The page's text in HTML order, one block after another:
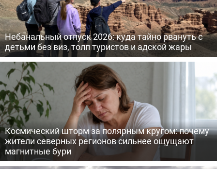
Небанальный отпуск 2026: куда тайно рвануть с
детьми без виз, толп туристов и адской жары
Космический шторм за полярным кругом: почему
жители северных регионов сильнее ощущают
магнитные бури